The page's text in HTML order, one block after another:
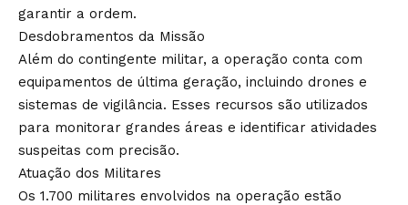
garantir a ordem.
Desdobramentos da Missão
Além do contingente militar, a operação conta com
equipamentos de última geração, incluindo drones e
sistemas de vigilância. Esses recursos são utilizados
para monitorar grandes áreas e identificar atividades
suspeitas com precisão.
Atuação dos Militares
Os 1.700 militares envolvidos na operação estão